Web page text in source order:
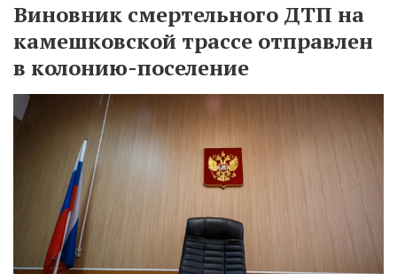
Виновник смертельного ДТП на
камешковской трассе отправлен
в колонию-поселение